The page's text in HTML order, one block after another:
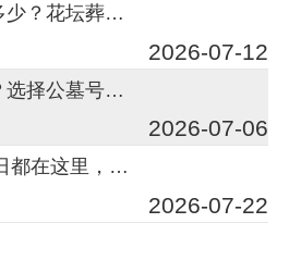
花坛葬贵吗？价格多少？花坛葬多大一个呢？
2026-07-12
公墓号码怎么选择？选择公墓号码有何讲究？
2026-07-06
2020年所有安葬吉日都在这里，看到的都收藏了
2026-07-22